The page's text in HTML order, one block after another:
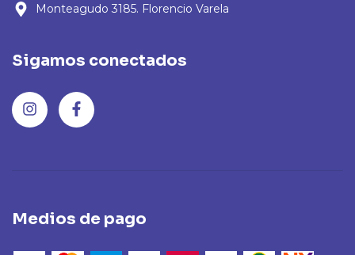
Monteagudo 3185. Florencio Varela
Sigamos conectados
Medios de pago